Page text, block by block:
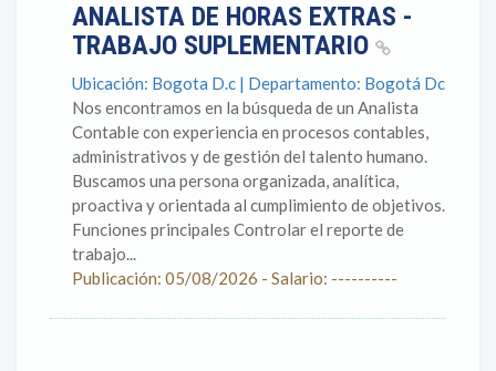
ANALISTA DE HORAS EXTRAS -
TRABAJO SUPLEMENTARIO
Ubicación: Bogota D.c | Departamento: Bogotá Dc
Nos encontramos en la búsqueda de un Analista
Contable con experiencia en procesos contables,
administrativos y de gestión del talento humano.
Buscamos una persona organizada, analítica,
proactiva y orientada al cumplimiento de objetivos.
Funciones principales Controlar el reporte de
trabajo...
Publicación: 05/08/2026 - Salario: ----------